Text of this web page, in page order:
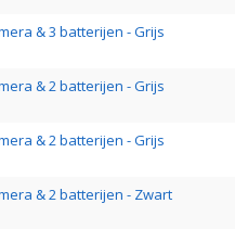
& 3 batterijen - Grijs
& 2 batterijen - Grijs
& 2 batterijen - Grijs
& 2 batterijen - Zwart